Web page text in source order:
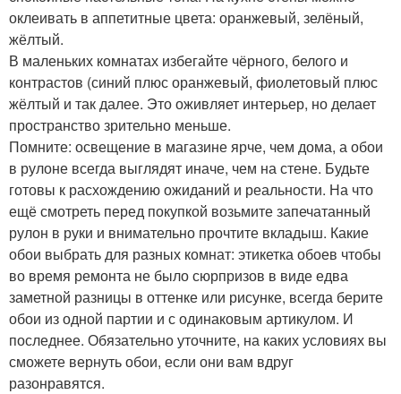
оклеивать в аппетитные цвета: оранжевый, зелёный,
жёлтый.
В маленьких комнатах избегайте чёрного, белого и
контрастов (синий плюс оранжевый, фиолетовый плюс
жёлтый и так далее. Это оживляет интерьер, но делает
пространство зрительно меньше.
Помните: освещение в магазине ярче, чем дома, а обои
в рулоне всегда выглядят иначе, чем на стене. Будьте
готовы к расхождению ожиданий и реальности. На что
ещё смотреть перед покупкой возьмите запечатанный
рулон в руки и внимательно прочтите вкладыш. Какие
обои выбрать для разных комнат: этикетка обоев чтобы
во время ремонта не было сюрпризов в виде едва
заметной разницы в оттенке или рисунке, всегда берите
обои из одной партии и с одинаковым артикулом. И
последнее. Обязательно уточните, на каких условиях вы
сможете вернуть обои, если они вам вдруг
разонравятся.